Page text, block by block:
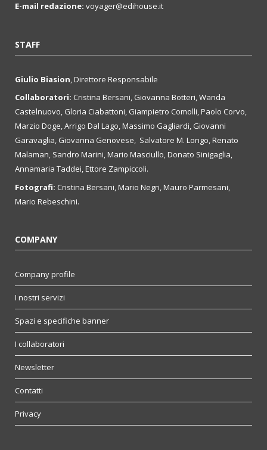
E-mail redazione: voyager@edihouse.it
STAFF
Giulio Biasion , Direttore Responsabile
Collaboratori: Cristina Bersani, Giovanna Botteri, Wanda
Castelnuovo, Gloria Ciabattoni, Giampietro Comolli, Paolo Corvo,
Marzio Doge, Arrigo Dal Lago, Massimo Gagliardi, Giovanni
Garavaglia, Giovanna Genovese, Salvatore M. Longo, Renato
Malaman, Sandro Marini, Mario Masciullo, Donato Sinigaglia,
Annamaria Taddei, Ettore Zampiccoli.
Fotografi: Cristina Bersani, Mario Negri, Mauro Parmesani,
Mario Rebeschini.
COMPANY
Company profile
I nostri servizi
Spazi e specifiche banner
I collaboratori
Newsletter
Contatti
Privacy